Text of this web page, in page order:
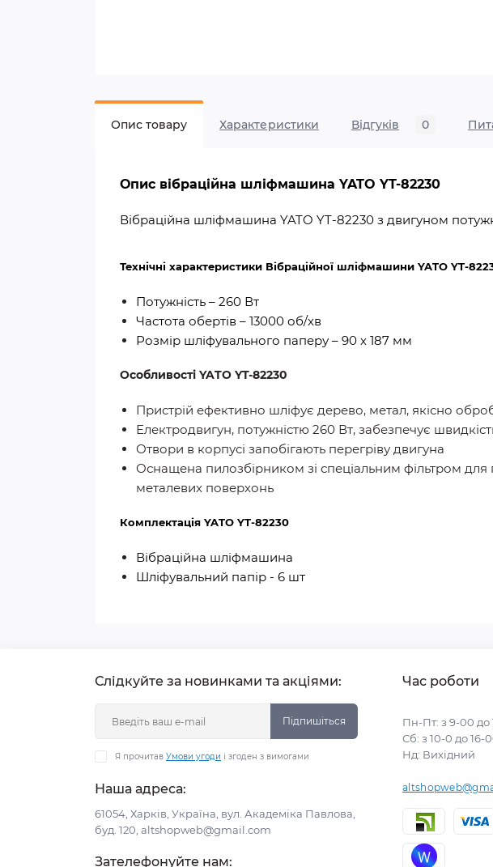
Опис товару Характеристики Відгуків 0
Опис вібраційна шліфмашина YATO YT-82230
Вібраційна шліфмашина YATO YT-82230 з двигуном
Технічні характеристики Вібраційної шліфмашини YATO YT-
Потужність – 260 Вт
Частота обертів – 13000 об/хв
Розмір шліфувального паперу – 90 х 187 мм
Особливості YATO YT-82230
Пристрій ефективно шліфує дерево, метал, якісно
Електродвигун, потужністю 260 Вт, забезпечує
Отвори в корпусі запобігають перегріву двигуна
Оснащена пилозбірником зі спеціальним фільтром
металевих поверхонь
Комплектація YATO YT-82230
Вібраційна шліфмашина
Шліфувальний папір - 6 шт
Слідкуйте за новинками та акціями:
Підпишіться
Я прочитав Умови угоди і згоден з вимогами
Наша адреса:
61054, Харків, Україна, вул. Академіка Павлова,
буд. 120, altshopweb@gmail.com
Зателефонуйте нам:
Час роботи
Пн-Пт: з 9-00 до
Сб: з 10-0 до 16-
Нд: Вихідний